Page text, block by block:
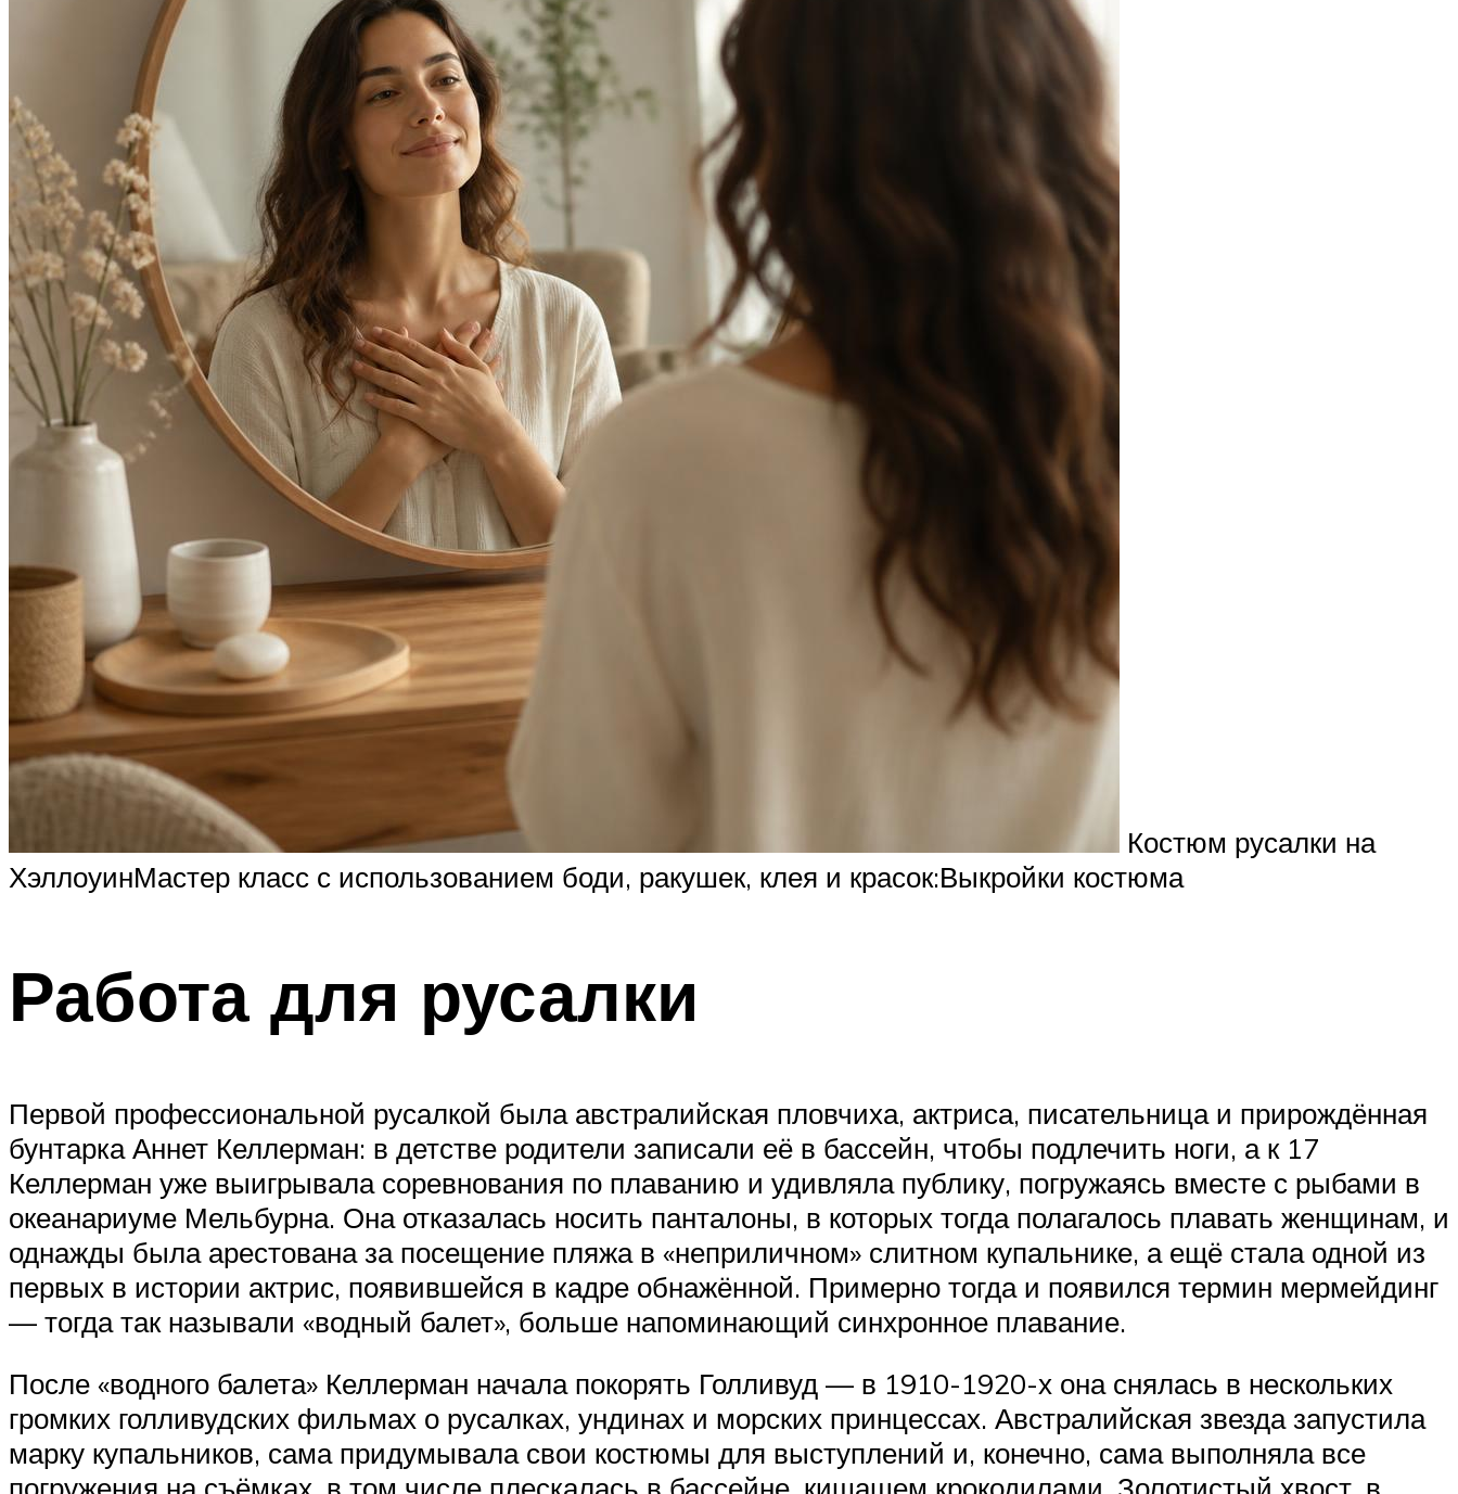
Костюм русалки на
ХэллоуинМастер класс с использованием боди, ракушек, клея и красок:Выкройки костюма
Работа для русалки
Первой профессиональной русалкой была австралийская пловчиха, актриса, писательница и прирождённая
бунтарка Аннет Келлерман: в детстве родители записали её в бассейн, чтобы подлечить ноги, а к 17
Келлерман уже выигрывала соревнования по плаванию и удивляла публику, погружаясь вместе с рыбами в
океанариуме Мельбурна. Она отказалась носить панталоны, в которых тогда полагалось плавать женщинам, и
однажды была арестована за посещение пляжа в «неприличном» слитном купальнике, а ещё стала одной из
первых в истории актрис, появившейся в кадре обнажённой. Примерно тогда и появился термин мермейдинг
— тогда так называли «водный балет», больше напоминающий синхронное плавание.
После «водного балета» Келлерман начала покорять Голливуд — в 1910-1920-х она снялась в нескольких
громких голливудских фильмах о русалках, ундинах и морских принцессах. Австралийская звезда запустила
марку купальников, сама придумывала свои костюмы для выступлений и, конечно, сама выполняла все